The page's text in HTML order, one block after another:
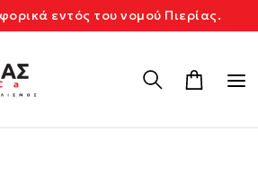
εντός του νομού Πιερίας.